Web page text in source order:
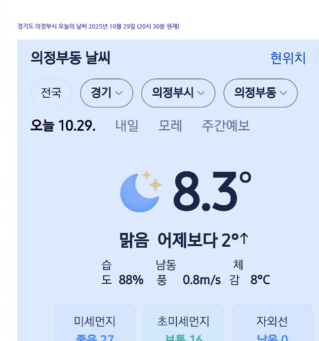
경기도 의정부시 오늘의 날씨 2025년 10월 29일 (20시 30분 현재)